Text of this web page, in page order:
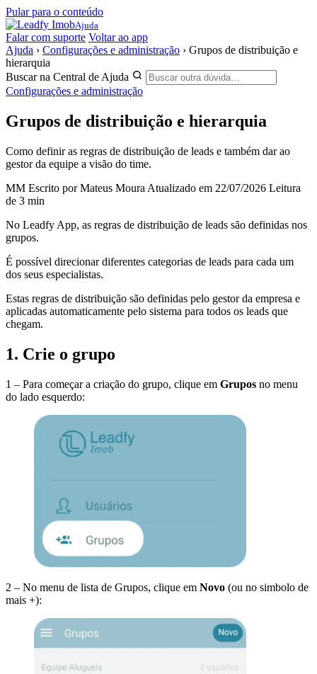
Pular para o conteúdo
Ajuda
Falar com suporte Voltar ao app
Ajuda › Configurações e administração › Grupos de distribuição e
hierarquia
Buscar na Central de Ajuda
Configurações e administração
Grupos de distribuição e hierarquia
Como definir as regras de distribuição de leads e também dar ao
gestor da equipe a visão do time.
MM Escrito por Mateus Moura Atualizado em 22/07/2026 Leitura
de 3 min
No Leadfy App, as regras de distribuição de leads são definidas nos
grupos.
É possível direcionar diferentes categorias de leads para cada um
dos seus especialistas.
Estas regras de distribuição são definidas pelo gestor da empresa e
aplicadas automaticamente pelo sistema para todos os leads que
chegam.
1. Crie o grupo
1 – Para começar a criação do grupo, clique em Grupos no menu
do lado esquerdo:
2 – No menu de lista de Grupos, clique em Novo (ou no simbolo de
mais +):